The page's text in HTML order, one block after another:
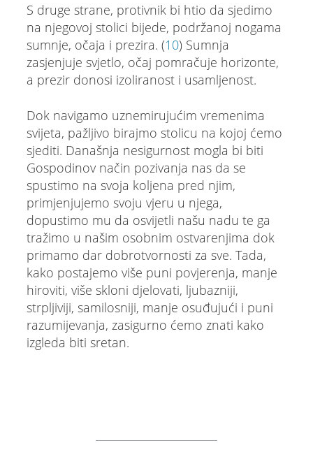
S druge strane, protivnik bi htio da sjedimo
na njegovoj stolici bijede, podržanoj nogama
sumnje, očaja i prezira. (10) Sumnja
zasjenjuje svjetlo, očaj pomračuje horizonte,
a prezir donosi izoliranost i usamljenost.
Dok navigamo uznemirujućim vremenima
svijeta, pažljivo birajmo stolicu na kojoj ćemo
sjediti. Današnja nesigurnost mogla bi biti
Gospodinov način pozivanja nas da se
spustimo na svoja koljena pred njim,
primjenjujemo svoju vjeru u njega,
dopustimo mu da osvijetli našu nadu te ga
tražimo u našim osobnim ostvarenjima dok
primamo dar dobrotvornosti za sve. Tada,
kako postajemo više puni povjerenja, manje
hiroviti, više skloni djelovati, ljubazniji,
strpljiviji, samilosniji, manje osuđujući i puni
razumijevanja, zasigurno ćemo znati kako
izgleda biti sretan.